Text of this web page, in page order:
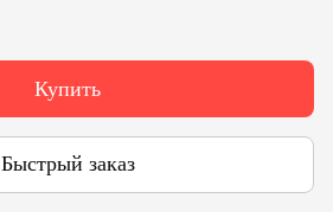
Купить
Быстрый заказ